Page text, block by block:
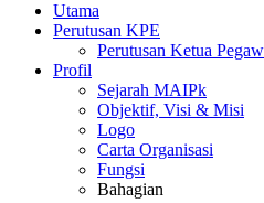
Utama
Perutusan KPE
Perutusan Ketua
Profil
Sejarah MAIPk
Objektif, Visi & Misi
Logo
Carta Organisasi
Fungsi
Bahagian